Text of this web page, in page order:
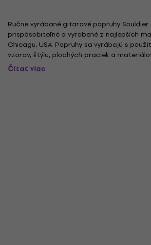
Ručne vyrábané gitarové popruhy Souldier
prispôsobiteľné a vyrobené z najlepších
Chicagu, USA. Popruhy sa vyrábajú s
vzorov, štýlu, plochých praciek a
v 60. a 70. rokoch. Plne nastaviteľné medzi
Čítať viac